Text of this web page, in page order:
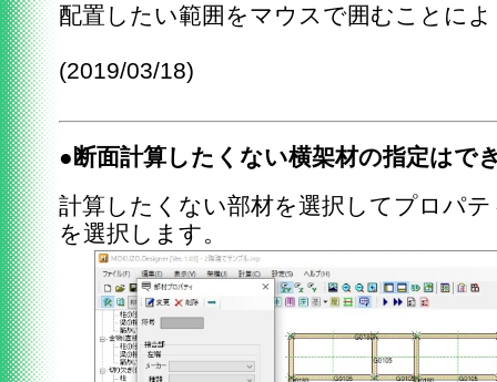
配置したい範囲をマウスで囲むことに
(2019/03/18)
●断面計算したくない横架材の指定はで
計算したくない部材を選択してプロパ
を選択します。